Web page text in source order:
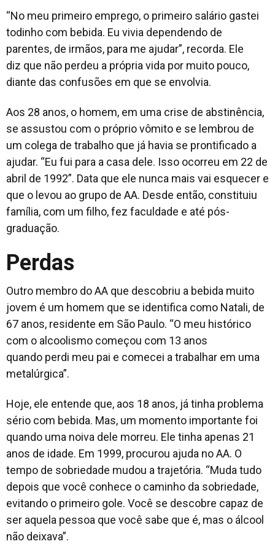
“No meu primeiro emprego, o primeiro salário gastei
todinho com bebida. Eu vivia dependendo de
parentes, de irmãos, para me ajudar”, recorda. Ele
diz que não perdeu a própria vida por muito pouco,
diante das confusões em que se envolvia.
Aos 28 anos, o homem, em uma crise de abstinência,
se assustou com o próprio vômito e se lembrou de
um colega de trabalho que já havia se prontificado a
ajudar. “Eu fui para a casa dele. Isso ocorreu em 22 de
abril de 1992”. Data que ele nunca mais vai esquecer e
que o levou ao grupo de AA. Desde então, constituiu
família, com um filho, fez faculdade e até pós-
graduação.
Perdas
Outro membro do AA que descobriu a bebida muito
jovem é um homem que se identifica como Natali, de
67 anos, residente em São Paulo. “O meu histórico
com o alcoolismo começou com 13 anos
quando perdi meu pai e comecei a trabalhar em uma
metalúrgica”.
Hoje, ele entende que, aos 18 anos, já tinha problema
sério com bebida. Mas, um momento importante foi
quando uma noiva dele morreu. Ele tinha apenas 21
anos de idade. Em 1999, procurou ajuda no AA. O
tempo de sobriedade mudou a trajetória. “Muda tudo
depois que você conhece o caminho da sobriedade,
evitando o primeiro gole. Você se descobre capaz de
ser aquela pessoa que você sabe que é, mas o álcool
não deixava”.